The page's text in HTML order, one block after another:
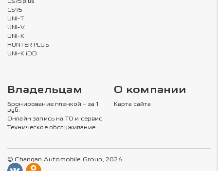
CS75plus
CS95
UNI-T
UNI-V
UNI-K
HUNTER PLUS
UNI-K iDD
Владельцам
Бронирование пленкой – за 1
руб.
Онлайн запись на ТО и сервис
Техническое обслуживание
О компании
Карта сайта
© Changan Automobile Group, 2026